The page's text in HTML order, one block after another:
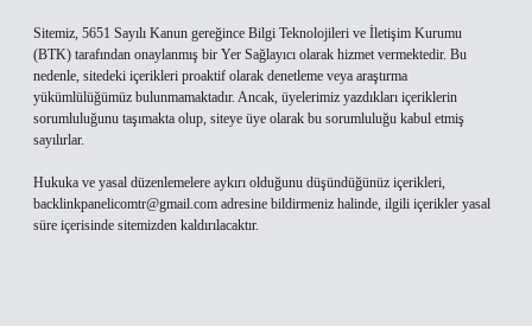
Sitemiz, 5651 Sayılı Kanun gereğince Bilgi Teknolojileri ve İletişim Kurumu
(BTK) tarafından onaylanmış bir Yer Sağlayıcı olarak hizmet vermektedir. Bu
nedenle, sitedeki içerikleri proaktif olarak denetleme veya araştırma
yükümlülüğümüz bulunmamaktadır. Ancak, üyelerimiz yazdıkları içeriklerin
sorumluluğunu taşımakta olup, siteye üye olarak bu sorumluluğu kabul etmiş
sayılırlar.
Hukuka ve yasal düzenlemelere aykırı olduğunu düşündüğünüz içerikleri,
backlinkpanelicomtr@gmail.com adresine bildirmeniz halinde, ilgili içerikler yasal
süre içerisinde sitemizden kaldırılacaktır.